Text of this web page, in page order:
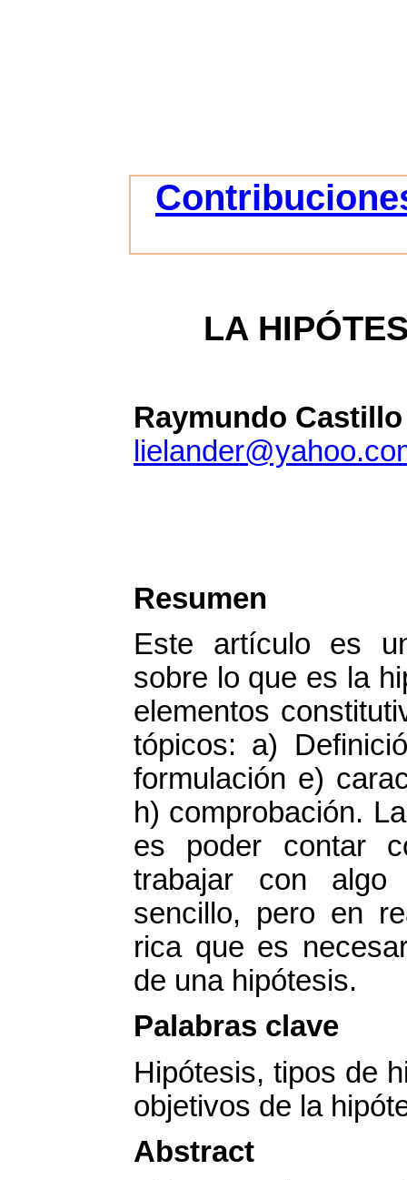
LA
Raymundo
Resumen
Este artículo es
sobre lo que es la
elementos
tópicos: a)
formulación e)
h) comprobación.
es poder contar
trabajar con algo
sencillo, pero en
rica que es
de una hipótesis.
Palabras clave
Hipótesis, tipos de
objetivos de la
Abstract